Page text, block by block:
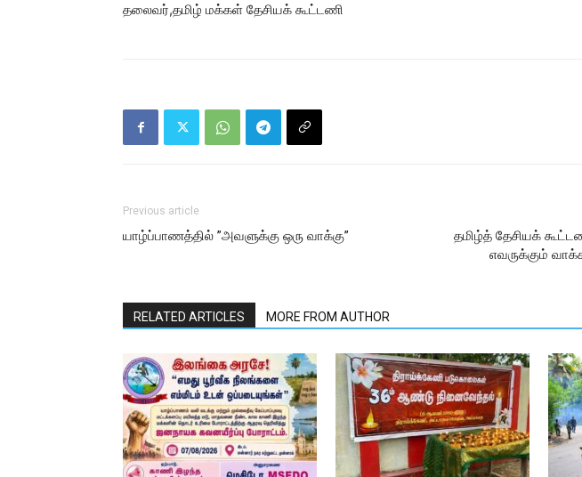
தலைவர்,தமிழ் மக்கள் தேசியக் கூட்டணி
Previous article
யாழ்ப்பாணத்தில் ”அவளுக்கு ஒரு வாக்கு”
தமிழ்த் தேசியக்
எவருக்கும்
RELATED ARTICLES MORE FROM AUTHOR